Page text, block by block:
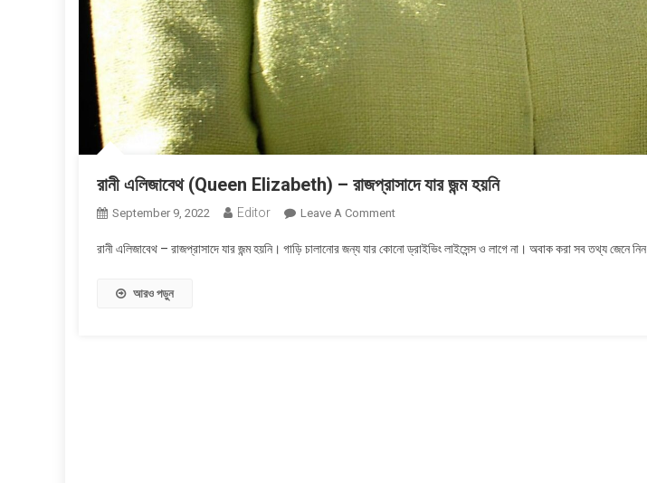
রানী এলিজাবেথ (Queen Elizabeth) – রাজপ্রাসাদে যার জন্ম হয়নি
September 9, 2022 Editor Leave A CommentOn
এলিজাবেথ
রানী এলিজাবেথ – রাজপ্রাসাদে যার জন্ম হয়নি। গাড়ি চালানোর জন্য যার কোনো ড্রাইভিং লাইসেন্স ও লাগে না। অবাক করা সব তথ্য জেনে নিন
আরও পড়ুন